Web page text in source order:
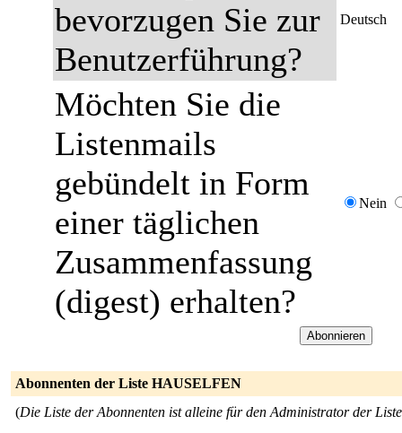
bevorzugen Sie zur
Benutzerführung?
Deutsch
Möchten Sie die
Listenmails
gebündelt in Form
einer täglichen
Zusammenfassung
(digest) erhalten?
Nein
Abonnenten der Liste HAUSELFEN
(Die Liste der Abonnenten ist alleine für den Administrator der